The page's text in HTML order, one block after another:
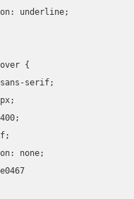
underline;
{
serif;
none;